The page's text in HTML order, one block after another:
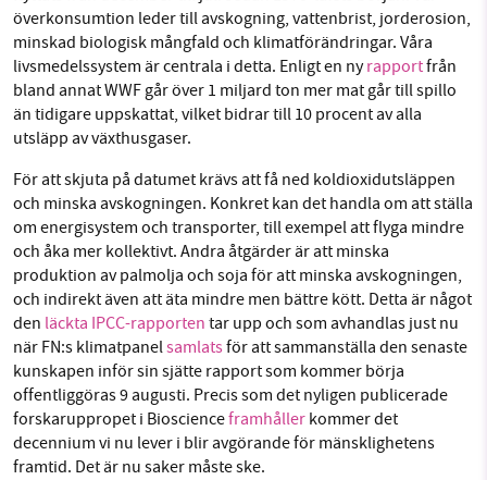
överkonsumtion leder till avskogning, vattenbrist, jorderosion,
minskad biologisk mångfald och klimatförändringar. Våra
livsmedelssystem är centrala i detta. Enligt en nyrapportfrån
bland annat WWF går över 1 miljard ton mer mat går till spillo
än tidigare uppskattat, vilket bidrar till 10 procent av alla
utsläpp av växthusgaser.
För att skjuta på datumet krävs att få ned koldioxidutsläppen
och minska avskogningen. Konkret kan det handla om att ställa
om energisystem och transporter, till exempel att flyga mindre
och åka mer kollektivt. Andra åtgärder är att minska
produktion av palmolja och soja för att minska avskogningen,
och indirekt även att äta mindre men bättre kött. Detta är något
den läckta IPCC-rapporten tar upp och som avhandlas just nu
när FN:s klimatpanelsamlatsför att sammanställa den senaste
kunskapen inför sin sjätte rapport som kommer börja
offentliggöras 9 augusti. Precis som det nyligen publicerade
forskaruppropet i Bioscienceframhåller kommer det
decennium vi nu lever i blir avgörande för mänsklighetens
framtid. Det är nu saker måste ske.